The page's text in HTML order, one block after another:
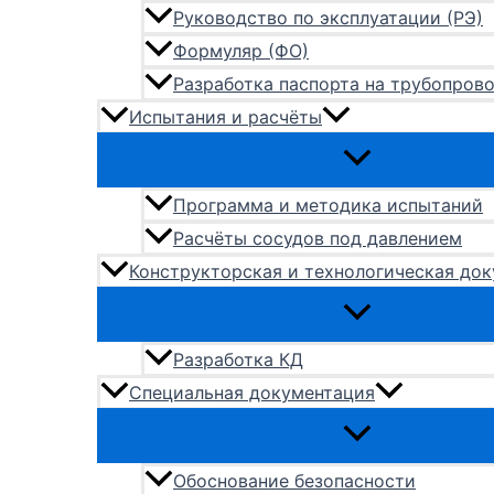
Руководство по эксплуатации (РЭ)
Формуляр (ФО)
Разработка паспорта на
Испытания и расчёты
Программа и методика испытаний
Расчёты сосудов под давлением
Конструкторская и технологическая
Разработка КД
Специальная документация
Обоснование безопасности